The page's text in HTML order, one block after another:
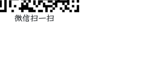
微信扫一扫